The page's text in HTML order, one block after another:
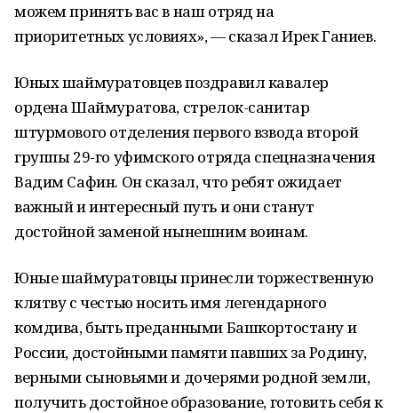
можем принять вас в наш отряд на
приоритетных условиях», — сказал Ирек Ганиев.
Юных шаймуратовцев поздравил кавалер
ордена Шаймуратова, стрелок-санитар
штурмового отделения первого взвода второй
группы 29-го уфимского отряда спецназначения
Вадим Сафин. Он сказал, что ребят ожидает
важный и интересный путь и они станут
достойной заменой нынешним воинам.
Юные шаймуратовцы принесли торжественную
клятву с честью носить имя легендарного
комдива, быть преданными Башкортостану и
России, достойными памяти павших за Родину,
верными сыновьями и дочерями родной земли,
получить достойное образование, готовить себя к